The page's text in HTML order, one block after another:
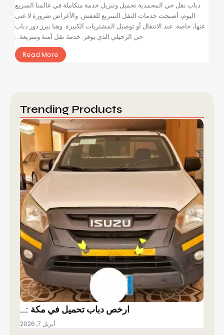
دباب نقل حي المحمدية تحميل وتنزيل خدمة متكاملة في عالمنا السريع
اليوم، أصبحت خدمات النقل السريع للعفش. والأغراض ضرورة لا غنى
عنها، خاصة. عند الانتقال أو توصيل المشتريات الكبيرة. وهنا يبرز دور دباب
حي الرحيلي الذي يوفر. خدمة نقل آمنة وسريعة...
Read More
Trending Products
ارخص دباب تحميل في مكة :…
أبريل 7, 2026